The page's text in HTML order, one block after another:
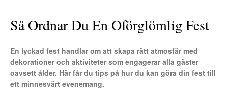
Så Ordnar Du En Oförglömlig Fest
En lyckad fest handlar om att skapa rätt atmosfär med
dekorationer och aktiviteter som engagerar alla gäster
oavsett ålder. Här får du tips på hur du kan göra din fest till
ett minnesvärt evenemang.